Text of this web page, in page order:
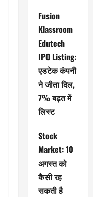
Fusion
Klassroom
Edutech
IPO Listing:
एडटेक कंपनी
ने जीता दिल,
7% बढ़त में
लिस्ट
Stock
Market: 10
अगस्त को
कैसी रह
सकती है